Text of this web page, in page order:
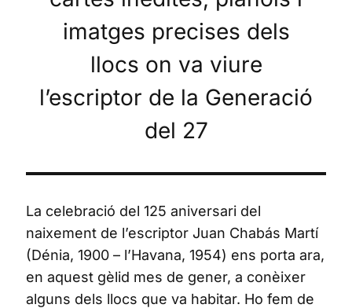
imatges precises dels
llocs on va viure
l’escriptor de la Generació
del 27
La celebració del 125 aniversari del
naixement de l’escriptor Juan Chabás Martí
(Dénia, 1900 – l’Havana, 1954) ens porta ara,
en aquest gèlid mes de gener, a conèixer
alguns dels llocs que va habitar. Ho fem de